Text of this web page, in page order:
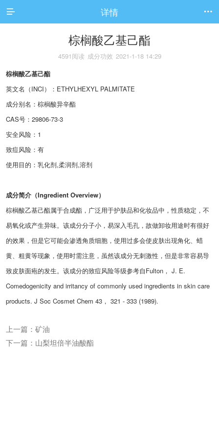
 详情 
棕榈酸乙基己酯
4591阅读 成分功效 2021-1-18 14:29
棕榈酸乙基己酯
英文名（INCI）：ETHYLHEXYL PALMITATE
成分别名：棕榈酸异辛酯
CAS号：29806-73-3
安全风险： 1
致痘风险： 有
使用目的：乳化剂,柔润剂,溶剂
成分简介（Ingredient Overview）
棕榈酸乙基己酯属于合成酯，广泛用于护肤品和化妆品中，性质稳定，不
易氧化或产生异味。该成分分子小，易深入毛孔，故做卸妆用途时有很好
的效果，但是它可能会渗透角质细胞，使用过多会使皮肤出现角化、蜡
黄、粗黄等现象，使用时需注意，虽然该成分无刺激性，但是非常容易导
致皮肤面疱的发生。该成分的致痘风险等级参考自Fulton， J. E.
Comedogenicity and irritancy of commonly used ingredients in skin care
products. J Soc Cosmet Chem 43， 321 - 333 (1989).
上一篇：矿油
下一篇：山梨坦倍半油酸酯